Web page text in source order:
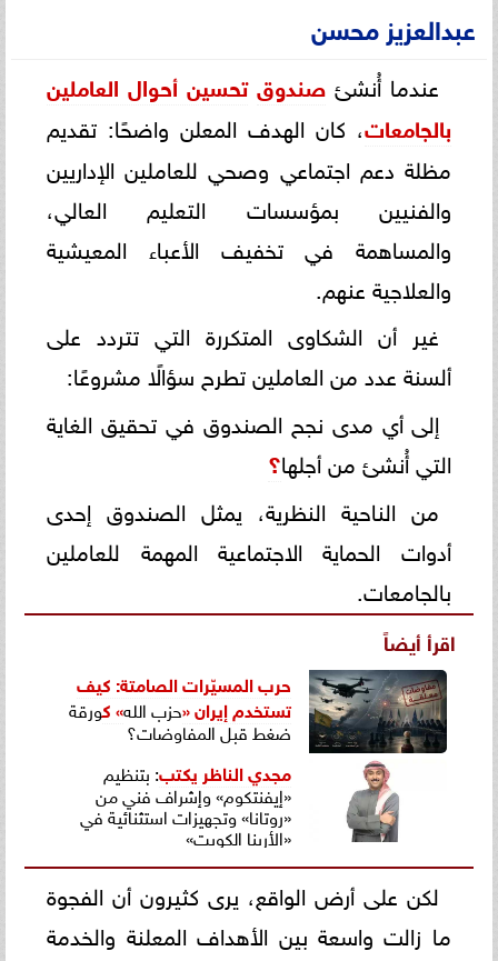
عبدالعزيز محسن
عندما أُنشئ صندوق تحسين أحوال العاملين
بالجامعات، كان الهدف المعلن واضحًا: تقديم
مظلة دعم اجتماعي وصحي للعاملين الإداريين
والفنيين بمؤسسات التعليم العالي،
والمساهمة في تخفيف الأعباء المعيشية
والعلاجية عنهم.
غير أن الشكاوى المتكررة التي تتردد على
ألسنة عدد من العاملين تطرح سؤالًا مشروعًا:
إلى أي مدى نجح الصندوق في تحقيق الغاية
التي أُنشئ من أجلها؟
من الناحية النظرية، يمثل الصندوق إحدى
أدوات الحماية الاجتماعية المهمة للعاملين
بالجامعات.
اقرأ أيضاً
حرب المسيّرات الصامتة: كيف
تستخدم إيران«حزب الله» كورقة
ضغط قبل المفاوضات؟
مجدي الناظر يكتب: بتنظيم
«إيفنتكوم» وإشراف فني من
«روتانا» وتجهيزات استثنائية في
«الأرينا الكويت»
لكن على أرض الواقع، يرى كثيرون أن الفجوة
ما زالت واسعة بين الأهداف المعلنة والخدمة